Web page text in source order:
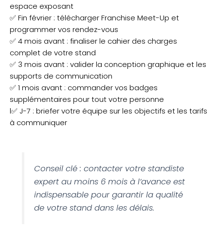
espace exposant
✅ Fin février : télécharger Franchise Meet-Up et
programmer vos rendez-vous
✅ 4 mois avant : finaliser le cahier des charges
complet de votre stand
✅ 3 mois avant : valider la conception graphique et les
supports de communication
✅ 1 mois avant : commander vos badges
supplémentaires pour tout votre personne
l✅ J-7 : briefer votre équipe sur les objectifs et les tarifs
à communiquer
Conseil clé : contacter votre standiste
expert au moins 6 mois à l’avance est
indispensable pour garantir la qualité
de votre stand dans les délais.